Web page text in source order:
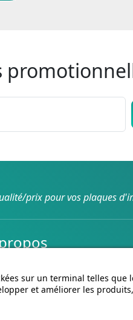
prix pour vos plaques
cagnotte
de cookies
sur un terminal telles que
et améliorer les